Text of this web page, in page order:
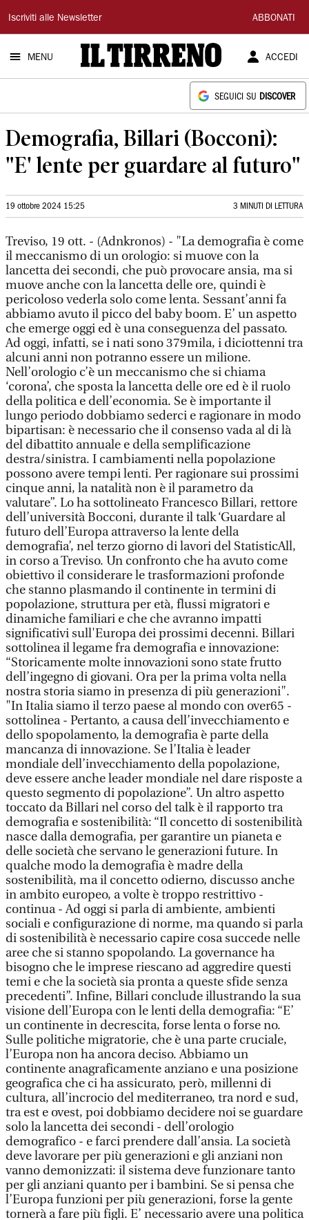
Il
Tirreno
Iscriviti alle Newsletter ABBONATI
MENU ACCEDI
SEGUICI SU DISCOVER
Demografia, Billari (Bocconi):
"E' lente per guardare al futuro"
19 ottobre 2024 15:25 3 MINUTI DI LETTURA
Treviso, 19 ott. - (Adnkronos) - "La demografia è come
il meccanismo di un orologio: si muove con la
lancetta dei secondi, che può provocare ansia, ma si
muove anche con la lancetta delle ore, quindi è
pericoloso vederla solo come lenta. Sessant’anni fa
abbiamo avuto il picco del baby boom. E’ un aspetto
che emerge oggi ed è una conseguenza del passato.
Ad oggi, infatti, se i nati sono 379mila, i diciottenni tra
alcuni anni non potranno essere un milione.
Nell’orologio c’è un meccanismo che si chiama
‘corona’, che sposta la lancetta delle ore ed è il ruolo
della politica e dell’economia. Se è importante il
lungo periodo dobbiamo sederci e ragionare in modo
bipartisan: è necessario che il consenso vada al di là
del dibattito annuale e della semplificazione
destra/sinistra. I cambiamenti nella popolazione
possono avere tempi lenti. Per ragionare sui prossimi
cinque anni, la natalità non è il parametro da
valutare”. Lo ha sottolineato Francesco Billari, rettore
dell’università Bocconi, durante il talk ‘Guardare al
futuro dell’Europa attraverso la lente della
demografia’, nel terzo giorno di lavori del StatisticAll,
in corso a Treviso. Un confronto che ha avuto come
obiettivo il considerare le trasformazioni profonde
che stanno plasmando il continente in termini di
popolazione, struttura per età, flussi migratori e
dinamiche familiari e che che avranno impatti
significativi sull'Europa dei prossimi decenni. Billari
sottolinea il legame fra demografia e innovazione:
“Storicamente molte innovazioni sono state frutto
dell’ingegno di giovani. Ora per la prima volta nella
nostra storia siamo in presenza di più generazioni".
"In Italia siamo il terzo paese al mondo con over65 -
sottolinea - Pertanto, a causa dell’invecchiamento e
dello spopolamento, la demografia è parte della
mancanza di innovazione. Se l’Italia è leader
mondiale dell’invecchiamento della popolazione,
deve essere anche leader mondiale nel dare risposte a
questo segmento di popolazione”. Un altro aspetto
toccato da Billari nel corso del talk è il rapporto tra
demografia e sostenibilità: “Il concetto di sostenibilità
nasce dalla demografia, per garantire un pianeta e
delle società che servano le generazioni future. In
qualche modo la demografia è madre della
sostenibilità, ma il concetto odierno, discusso anche
in ambito europeo, a volte è troppo restrittivo -
continua - Ad oggi si parla di ambiente, ambienti
sociali e configurazione di norme, ma quando si parla
di sostenibilità è necessario capire cosa succede nelle
aree che si stanno spopolando. La governance ha
bisogno che le imprese riescano ad aggredire questi
temi e che la società sia pronta a queste sfide senza
precedenti”. Infine, Billari conclude illustrando la sua
visione dell’Europa con le lenti della demografia: “E’
un continente in decrescita, forse lenta o forse no.
Sulle politiche migratorie, che è una parte cruciale,
l’Europa non ha ancora deciso. Abbiamo un
continente anagraficamente anziano e una posizione
geografica che ci ha assicurato, però, millenni di
cultura, all’incrocio del mediterraneo, tra nord e sud,
tra est e ovest, poi dobbiamo decidere noi se guardare
solo la lancetta dei secondi - dell’orologio
demografico - e farci prendere dall’ansia. La società
deve lavorare per più generazioni e gli anziani non
vanno demonizzati: il sistema deve funzionare tanto
per gli anziani quanto per i bambini. Se si pensa che
l’Europa funzioni per più generazioni, forse la gente
tornerà a fare più figli. E’ necessario avere una politica